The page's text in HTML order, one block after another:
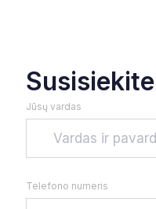
Susisiekite
Jūsų vardas
Telefono numeris